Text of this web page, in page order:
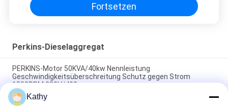
Fortsetzen
Perkins-Dieselaggregat
PERKINS-Motor 50KVA/40kw Nennleistung
Geschwindigkeitsüberschreitung Schutz gegen Strom
1500PRM 230V/400
Perkins-Generator 13KVA/10KW Nennleistung Leroy Somer
Kathy